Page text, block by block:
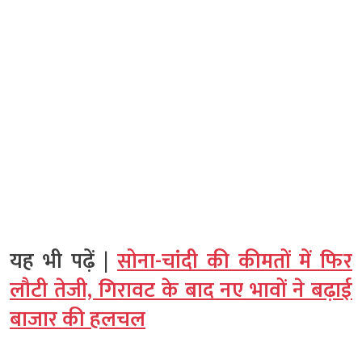
यह भी पढ़ें | सोना-चांदी की कीमतों में फिर
लौटी तेजी, गिरावट के बाद नए भावों ने बढ़ाई
बाजार की हलचल